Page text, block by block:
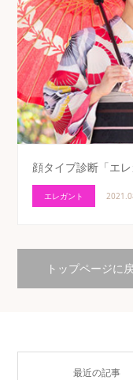
顔タイプ診断「エ
エレガント
トップページに
最近の記事